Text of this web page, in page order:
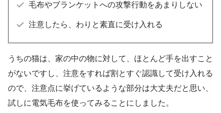
毛布やブランケットへの攻撃行動をあまりしない
注意したら、わりと素直に受け入れる
うちの猫は、家の中の物に対して、ほとんど手を出すこと
がないですし、注意をすれば割とすぐ認識して受け入れる
ので、注意点に挙げているような部分は大丈夫だと思い、
試しに電気毛布を使ってみることにしました。